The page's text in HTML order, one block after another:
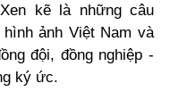
kẽ là những câu
ảnh Việt Nam và
đội, đồng nghiệp -
ký ức.